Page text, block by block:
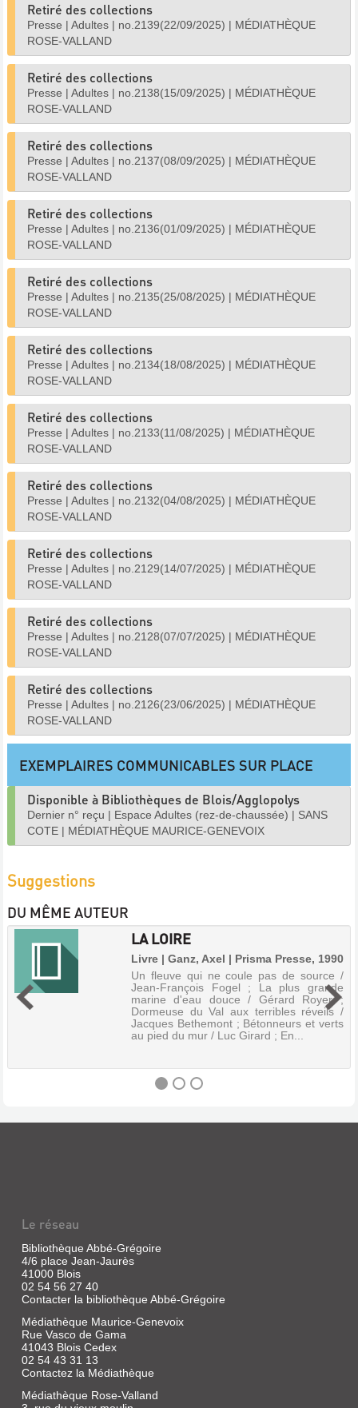
Retiré des collections
Presse | Adultes | no.2139(22/09/2025) | MÉDIATHÈQUE
ROSE-VALLAND
Retiré des collections
Presse | Adultes | no.2138(15/09/2025) | MÉDIATHÈQUE
ROSE-VALLAND
Retiré des collections
Presse | Adultes | no.2137(08/09/2025) | MÉDIATHÈQUE
ROSE-VALLAND
Retiré des collections
Presse | Adultes | no.2136(01/09/2025) | MÉDIATHÈQUE
ROSE-VALLAND
Retiré des collections
Presse | Adultes | no.2135(25/08/2025) | MÉDIATHÈQUE
ROSE-VALLAND
Retiré des collections
Presse | Adultes | no.2134(18/08/2025) | MÉDIATHÈQUE
ROSE-VALLAND
Retiré des collections
Presse | Adultes | no.2133(11/08/2025) | MÉDIATHÈQUE
ROSE-VALLAND
Retiré des collections
Presse | Adultes | no.2132(04/08/2025) | MÉDIATHÈQUE
ROSE-VALLAND
Retiré des collections
Presse | Adultes | no.2129(14/07/2025) | MÉDIATHÈQUE
ROSE-VALLAND
Retiré des collections
Presse | Adultes | no.2128(07/07/2025) | MÉDIATHÈQUE
ROSE-VALLAND
Retiré des collections
Presse | Adultes | no.2126(23/06/2025) | MÉDIATHÈQUE
ROSE-VALLAND
EXEMPLAIRES COMMUNICABLES SUR PLACE
Disponible à Bibliothèques de Blois/Agglopolys
Dernier n° reçu | Espace Adultes (rez-de-chaussée) | SANS
COTE | MÉDIATHÈQUE MAURICE-GENEVOIX
Suggestions
DU MÊME AUTEUR
LA LOIRE
Livre | Ganz, Axel | Prisma Presse, 1990
Un fleuve qui ne coule pas de source /
Jean-François Fogel ; La plus grande
marine d'eau douce / Gérard Royer ;
Dormeuse du Val aux terribles réveils /
Jacques Bethemont ; Bétonneurs et verts
au pied du mur / Luc Girard ; En...
Axel
Prisma
Presse,
1990
Un
fleuve
qui
ne
coule
pas
de
source
Jean-
Le réseau
Bibliothèque Abbé-Grégoire
4/6 place Jean-Jaurès
41000 Blois
02 54 56 27 40
Contacter la bibliothèque Abbé-Grégoire
Médiathèque Maurice-Genevoix
Rue Vasco de Gama
41043 Blois Cedex
02 54 43 31 13
Contactez la Médiathèque
Médiathèque Rose-Valland